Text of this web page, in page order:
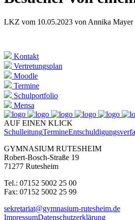
LKZ vom 10.05.2023 von Annika Mayer
Kontakt
Vertretungsplan
Moodle
Termine
Schulportfolio
Mensa
AUF EINEN KLICK
SchulleitungTermine
GYMNASIUM RUTESHEIM
Robert-Bosch-Straße 19
71277 Rutesheim
Tel.: 07152 5002 25 00
Fax: 07152 5002 25 99
sekretariat@gymnasium-rutesheim.de
ImpressumDatenschutzerklärung